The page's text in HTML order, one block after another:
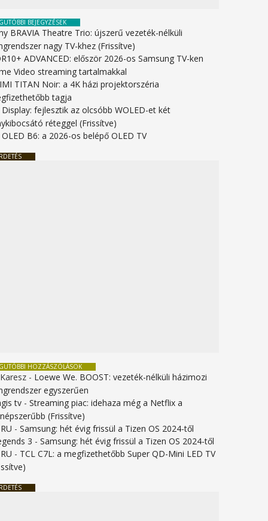
BEJEGYZÉSEK
BRAVIA Theatre Trio: újszerű vezeték-nélküli
nagy TV-khez (Frissítve)
ADVANCED: először 2026-os Samsung TV-ken
Video streaming tartalmakkal
TITAN Noir: a 4K házi projektorszéria
tagja
Display: fejlesztik az olcsóbb WOLED-et két
réteggel (Frissítve)
OLED B6: a 2026-os belépő OLED TV
HOZZÁSZÓLÁSOK
- Loewe We. BOOST: vezeték-nélküli házimozi
egyszerűen
tv -Streaming piac: idehaza még a Netflix a
(Frissítve)
-Samsung: hét évig frissül a Tizen OS 2024-től
3 -Samsung: hét évig frissül a Tizen OS 2024-től
- TCL C7L: a megfizethetőbb Super QD-Mini LED TV